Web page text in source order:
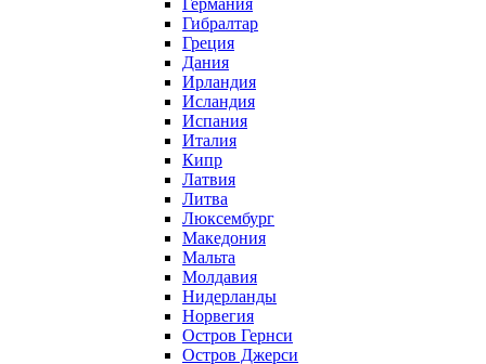
Германия
Гибралтар
Греция
Дания
Ирландия
Исландия
Испания
Италия
Кипр
Латвия
Литва
Люксембург
Македония
Мальта
Молдавия
Нидерланды
Норвегия
Остров Гернси
Остров Джерси